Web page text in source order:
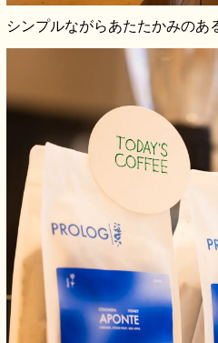
シンプルながらあたたかみのあ